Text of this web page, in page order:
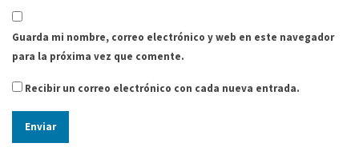
Guarda mi nombre, correo electrónico y web en este navegador
para la próxima vez que comente.
Recibir un correo electrónico con cada nueva entrada.